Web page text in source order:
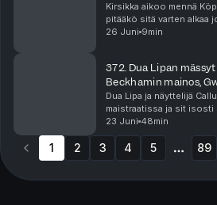
Kirsikka aikoo mennä
pitääkö sitä varten alkaa
coolimmaksi. Raya on jättänyt
26 Juni 9min
372. Dua Lipan
Beckhamin mainos,
Yoni-pimppimuna
Dua Lipa ja näyttelijä
maistraatissa ja sit
häistä kiinnostaa!
Beckhamin perheen
23 Juni 48min
1 2 3 4 5 89